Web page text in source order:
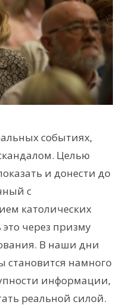
событиях,
Целью
и донести до
с
католических
через призму
В наши дни
становится намного
информации,
реальной силой.